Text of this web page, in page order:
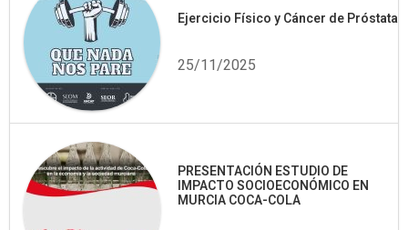
Ejercicio Físico y Cáncer de Próstata
25/11/2025
PRESENTACIÓN ESTUDIO DE
IMPACTO SOCIOECONÓMICO EN
MURCIA COCA-COLA